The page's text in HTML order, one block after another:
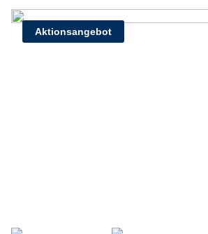
Aktionsangebot